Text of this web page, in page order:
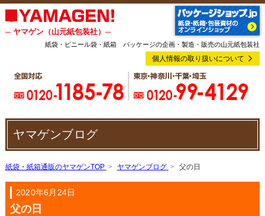
─ ヤマゲン（山元紙包装社）─
紙袋・ビニール袋・紙箱 パッケージの企画・製造・販売の山元紙包装社
個人情報の取り扱いについて
ヤマゲンブログ
紙袋・紙箱通販のヤマゲンTOP ヤマゲンブログ 父の日
2020年6月24日
父の日